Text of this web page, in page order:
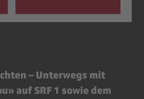
– Unterwegs mit
auf SRF 1 sowie dem